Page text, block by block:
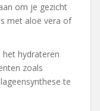
om je gezicht
met aloë vera of
het hydrateren
zoals
te